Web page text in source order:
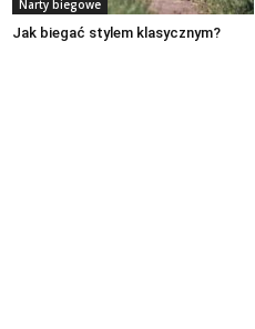
Narty biegowe
Jak biegać stylem klasycznym?